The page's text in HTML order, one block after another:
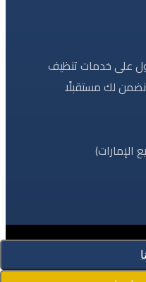
على خدمات تنظيف
نضمن لك مستقبلًا
الإمارات)